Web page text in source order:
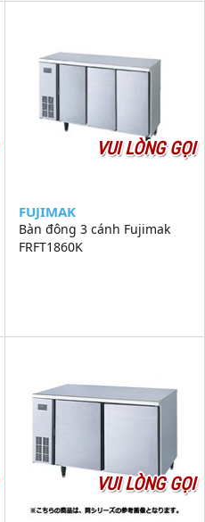
VUI LÒNG GỌI
FUJIMAK
Bàn đông 3 cánh Fujimak
FRFT1860K
VUI LÒNG GỌI